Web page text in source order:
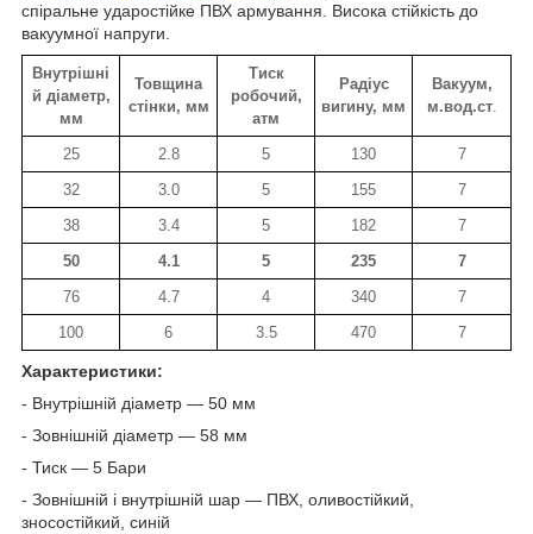
спіральне ударостійке ПВХ армування. Висока стійкість до
вакуумної напруги.
Внутрішні
й діаметр,
мм
Товщина
стінки, мм
Тиск
робочий,
атм
Радіус
вигину, мм
Вакуум,
м.вод.ст.
25 2.8 5 130
7
32
3.0 5 155
7
38
3.4 5 182
7
50
4.1 5 235
7
76
4.7 4 340
7
100
6 3.5 470 7
Характеристики:
- Внутрішній діаметр — 50 мм
- Зовнішній діаметр — 58 мм
- Тиск — 5 Бари
- Зовнішній і внутрішній шар — ПВХ, оливостійкий,
зносостійкий, синій